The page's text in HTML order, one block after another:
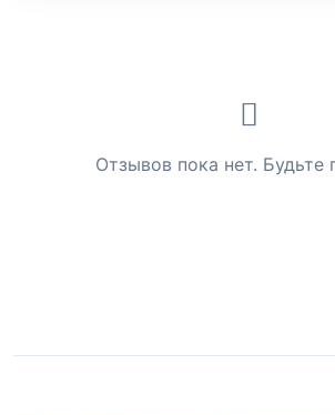
Отзывов пока нет. Будьте